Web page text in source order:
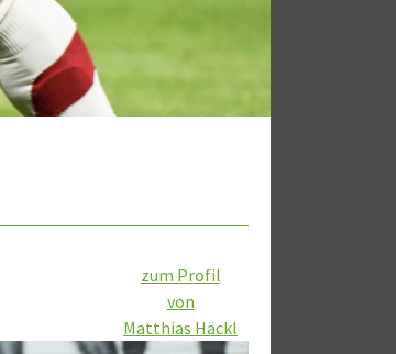
zum Profil
von
Matthias Häckl